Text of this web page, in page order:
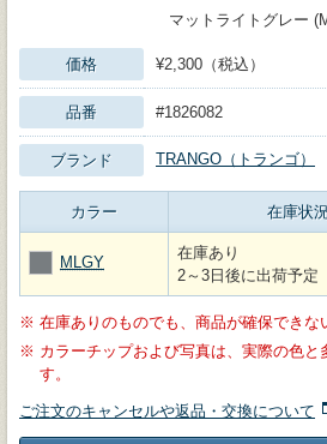
マットライトグレー
価格 ¥2,300（税込）
品番 #1826082
ブランド TRANGO（トランゴ）
カラー 在庫状況
MLGY
在庫あり
2～3日後に出荷予定
※ 在庫ありのものでも、商品が確保できな
※ カラーチップおよび写真は、実際の色と
す。
ご注文のキャンセルや返品・交換について